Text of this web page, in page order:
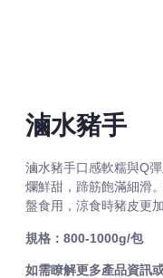
滷水豬手
滷水豬手口感軟糯與Q
爛鮮甜，蹄筋飽滿細滑
盤食用，涼食時豬皮更
規格：800-1000g/包
如需瞭解更多產品資訊